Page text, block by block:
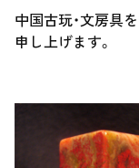
中国古玩・文房具
申し上げます。